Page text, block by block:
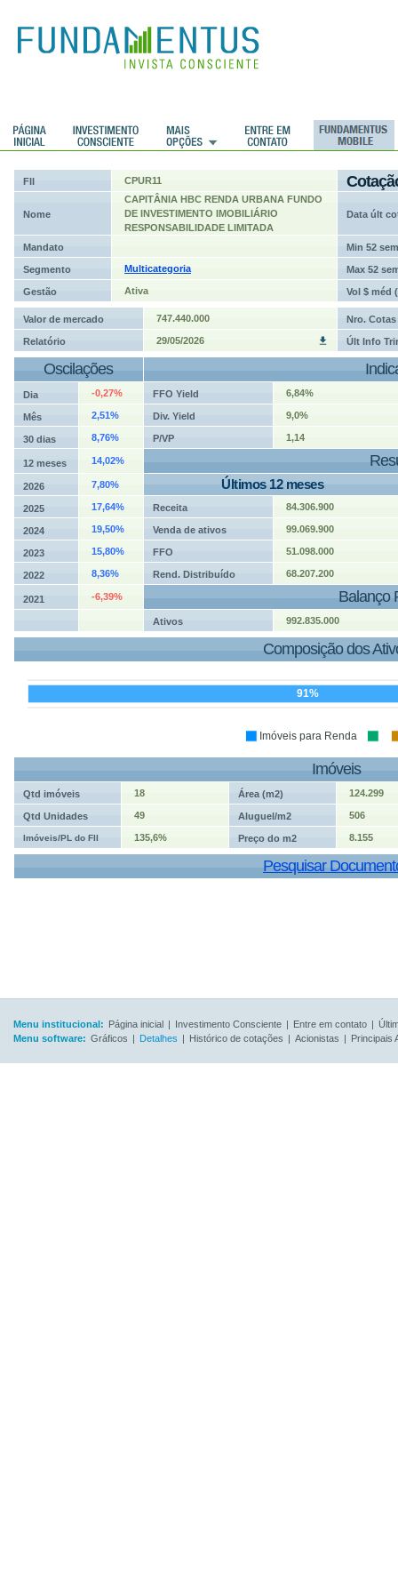
FII CPUR11
Nome
CAPITÂNIA HBC RENDA URBANA FUNDO
DE INVESTIMENTO IMOBILIÁRIO
RESPONSABILIDADE LIMITADA
Data últ
Mandato Min 52 sem
Segmento Multicategoria Max 52
Gestão Ativa Vol $ méd
Valor de mercado 747.440.000 Nro. Cotas
Relatório 29/05/2026 Últ Info
Oscilações
Dia -0,27% FFO Yield 6,84%
Mês 2,51% Div. Yield 9,0%
30 dias 8,76% P/VP 1,14
12 meses 14,02%
2026 7,80% Últimos 12 meses
2025 17,64% Receita 84.306.900
2024 19,50% Venda de ativos 99.069.900
2023 15,80% FFO 51.098.000
2022 8,36% Rend. Distribuído 68.207.200
2021 -6,39% Balanço
Ativos 992.835.000
Composição dos
91%
Imóveis para Renda
Imóveis
Qtd imóveis 18 Área (m2) 124.299
Qtd Unidades 49 Aluguel/m2 506
Imóveis/PL do FII 135,6% Preço do m2 8.155
Pesquisar
Menu institucional: Página inicial | Investimento Consciente | Entre em contato |
Menu software: Gráficos | Detalhes | Histórico de cotações | Acionistas | Principais